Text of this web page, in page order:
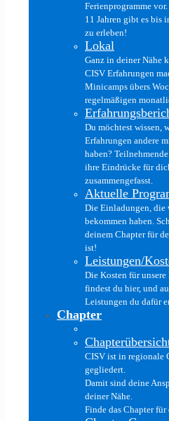
Ferienprogramme
11 Jahren gibt es bis
zu erleben!
Lokal
Ganz in deiner Nähe
CISV Erfahrungen
Minicamps übers
regelmäßigen
Du möchtest wissen,
Erfahrungen andere
haben?
ihre Eindrücke für
zusammengefasst.
Aktuelle
Die Einladungen, die
bekommen haben.
deinem Chapter für
ist!
Leistungen/
Die Kosten für unsere
findest du hier, und
Leistungen du dafür
Chapter
CISV ist in regionale
gegliedert.
Damit sind deine
deiner Nähe.
Finde das Chapter